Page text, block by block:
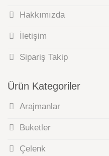
Hakkımızda
İletişim
Sipariş Takip
Ürün Kategoriler
Arajmanlar
Buketler
Çelenk